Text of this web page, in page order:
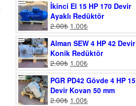
İkinci El 15 HP 170 Devir
Ayaklı Redüktör
2.00₺ 1.00₺
Alman SEW 4 HP 42 Devir
Konik Redüktör
2.00₺ 1.00₺
PGR PD42 Gövde 4 HP 15
Devir Kovan 50 mm
2.00₺ 1.00₺